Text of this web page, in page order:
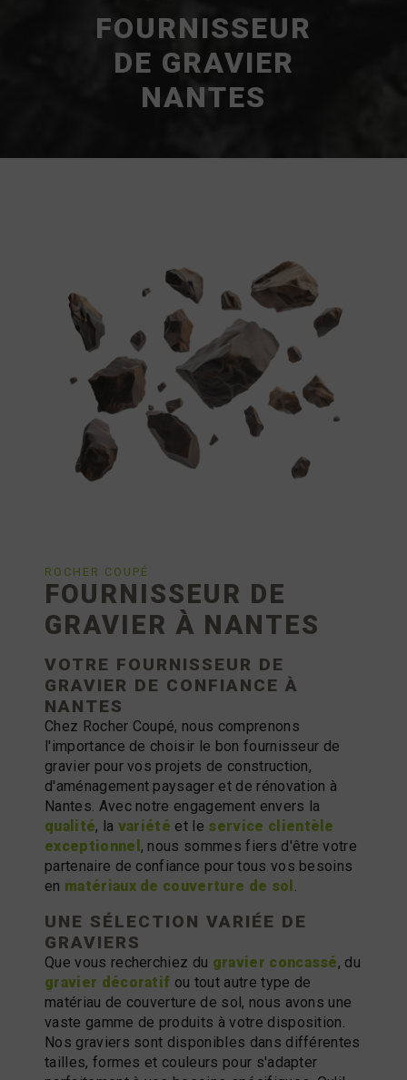
FOURNISSEUR
DE GRAVIER
NANTES
ROCHER COUPÉ
FOURNISSEUR DE
GRAVIER À NANTES
VOTRE FOURNISSEUR DE
GRAVIER DE CONFIANCE À
NANTES
Chez Rocher Coupé, nous comprenons
l'importance de choisir le bon fournisseur de
gravier pour vos projets de construction,
d'aménagement paysager et de rénovation à
Nantes. Avec notre engagement envers la
qualité, la variété et le service clientèle
exceptionnel , nous sommes fiers d'être votre
partenaire de confiance pour tous vos besoins
en matériaux de couverture de sol .
UNE SÉLECTION VARIÉE DE
GRAVIERS
Que vous recherchiez du gravier concassé, du
gravier décoratif ou tout autre type de
matériau de couverture de sol, nous avons une
vaste gamme de produits à votre disposition.
Nos graviers sont disponibles dans différentes
tailles, formes et couleurs pour s'adapter